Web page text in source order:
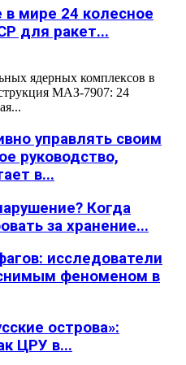
мире 24 колесное
для ракет...
ядерных комплексов в
МАЗ-7907: 24
управлять своим
руководство,
в...
Когда
за хранение...
исследователи
феноменом в
острова»:
ЦРУ в...